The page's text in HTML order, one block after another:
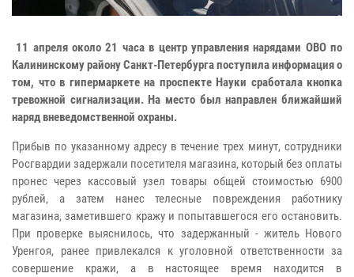
11 апреля около 21 часа в центр управления нарядами ОВО по
Калининскому району Санкт-Петербурга поступила информация о
том, что в гипермаркете на проспекте Науки сработала кнопка
тревожной сигнализации. На место был направлен ближайший
наряд вневедомственной охраны.
Прибыв по указанному адресу в течение трех минут, сотрудники
Росгвардии задержали посетителя магазина, который без оплаты
пронес через кассовый узел товары общей стоимостью 6900
рублей, а затем нанес телесные повреждения работнику
магазина, заметившего кражу и попытавшегося его остановить.
При проверке выяснилось, что задержанный - житель Нового
Уренгоя, ранее привлекался к уголовной ответственности за
совершение кражи, а в настоящее время находится в